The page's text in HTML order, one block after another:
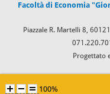
Facoltà di Economia
Piazzale R. Martelli 8,
Progettato
100%